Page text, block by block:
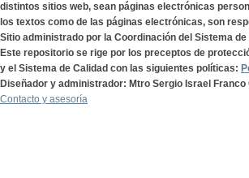
distintos sitios web, sean páginas electrónicas
los textos como de las páginas electrónicas, son
Sitio administrado por la Coordinación del Sistema de
Este repositorio se rige por los preceptos de
y el Sistema de Calidad con las siguientes políticas:
Diseñador y administrador: Mtro Sergio Israel Franco
Contacto y asesoría